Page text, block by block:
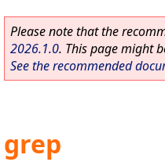
Please note that the
2026.1.0. This page might
See the recommended
grep